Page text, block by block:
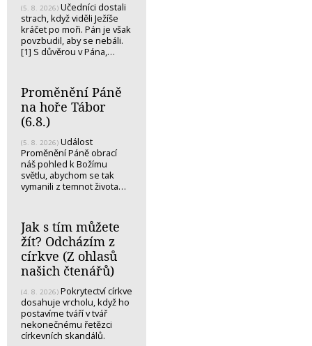
(5. 8. 2026) Učedníci dostali
strach, když viděli Ježíše
kráčet po moři. Pán je však
povzbudil, aby se nebáli.
[1] S důvěrou v Pána,…
Proměnění Páně
na hoře Tábor
(6.8.)
(5. 8. 2026) Událost
Proměnění Páně obrací
náš pohled k Božímu
světlu, abychom se tak
vymanili z temnot života…
Jak s tím můžete
žít? Odcházím z
církve (Z ohlasů
našich čtenářů)
(4. 8. 2026) Pokrytectví církve
dosahuje vrcholu, když ho
postavíme tváří v tvář
nekonečnému řetězci
církevních skandálů.